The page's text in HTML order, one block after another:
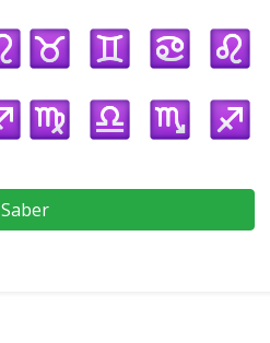
Saber